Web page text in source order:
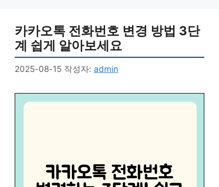
카카오톡 전화번호 변경 방법 3단
계 쉽게 알아보세요
2025-08-15 작성자: admin